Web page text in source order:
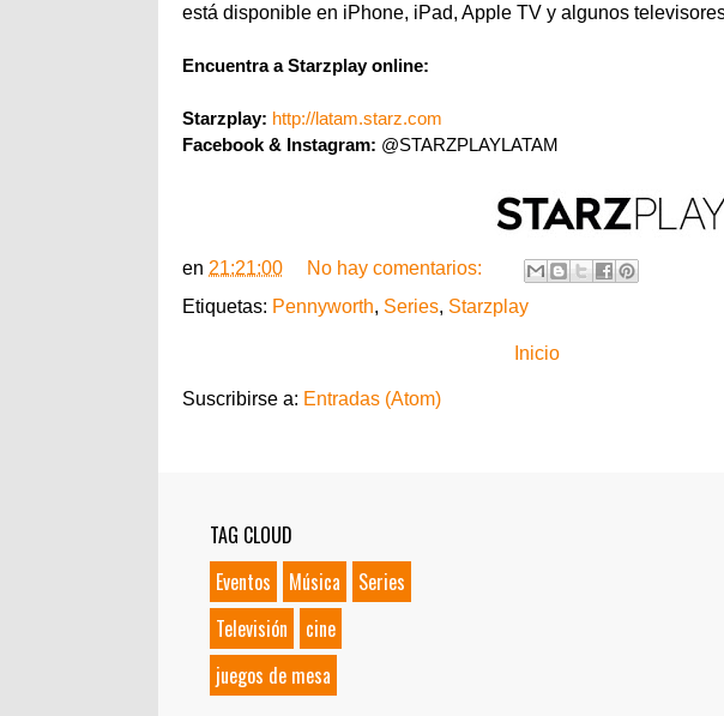
está disponible en iPhone, iPad, Apple TV y algunos
Encuentra a Starzplay online:
Starzplay: http://latam.starz.com
Facebook & Instagram: @STARZPLAYLATAM
en 21:21:00
No hay comentarios:
Etiquetas: Pennyworth, Series, Starzplay
Inicio
Suscribirse a: Entradas (Atom)
TAG CLOUD
Eventos
Música
Series
Televisión
cine
juegos de mesa